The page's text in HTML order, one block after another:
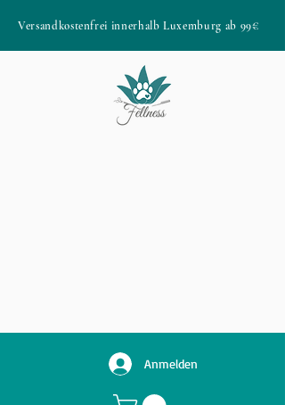
Versandkostenfrei innerhalb Luxemburg ab 99€
Anmelden